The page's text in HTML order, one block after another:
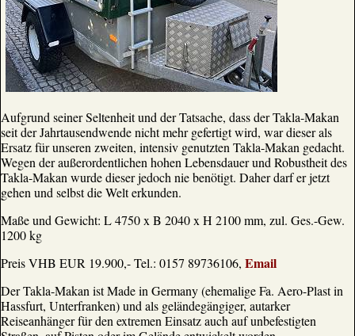
Aufgrund seiner Seltenheit und der Tatsache, dass der Takla-Makan
seit der Jahrtausendwende nicht mehr gefertigt wird, war dieser als
Ersatz für unseren zweiten, intensiv genutzten Takla-Makan gedacht.
Wegen der außerordentlichen hohen Lebensdauer und Robustheit des
Takla-Makan wurde dieser jedoch nie benötigt. Daher darf er jetzt
gehen und selbst die Welt erkunden.
Maße und Gewicht: L 4750 x B 2040 x H 2100 mm, zul. Ges.-Gew.
1200 kg
Preis VHB EUR 19.900,- Tel.: 0157 89736106, Email
Der Takla-Makan ist Made in Germany (ehemalige Fa. Aero-Plast in
Hassfurt, Unterfranken) und als geländegängiger, autarker
Reiseanhänger für den extremen Einsatz auch auf unbefestigten